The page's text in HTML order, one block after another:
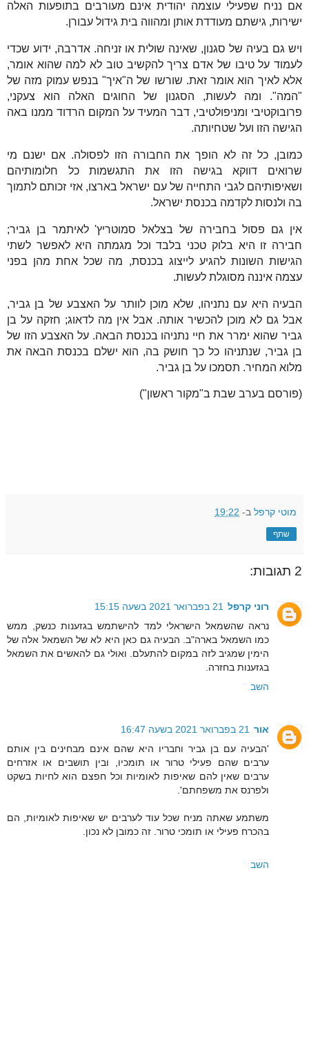
אם נניח שפעילי עוצמה יהודית אינם מעורבים בתופעות האלה
ישירות, גישתם מעודדת אותן ומהווה בית גידול עבורן.
ויש גם בעיה של סגנון, שאינה שולית או זניחה. אדרבה, ידוע שכדי
לעמוד על טיבו של אדם צריך להקשיב טוב לא למה שהוא אומר,
אלא לאיך הוא אומר זאת. שורשו של ה"איך" בנפש עמוק מזה של
"המה". ומה לעשות, הסגנון של החוגים האלה הוא צעקני,
פרובוקטיבי ומניפולטיבי, דבר המעיד על המקום הרדוד ממנו באה
הגישה הזו ועל שטחיותה.
כמובן, כל זה לא הופך את החבורה הזו לפסולה. אם ישנם מי
שרואים דווקא בגישה הזו את התגשמות כל חלומותיהם
ושאיפותיהם לגבי התחייה של עם ישראל בארצו, אזי זכותם לתמוך
בה ולנסות לקדמה בכנסת ישראל.
אין גם פסול בחבירה של בצלאל סמוטריץ' לאיתמר בן גביר;
חבירה זו היא בלוק טכני בלבד וכל מגמתה היא לאפשר לשתי
הגישות השונות להגיע לייצוג בכנסת, מה שכל אחת מהן בפני
עצמה איננה מסוגלת לעשות.
הבעיה היא עם נתניהו, שלא מוכן לוותר על האצבע של בן גביר,
אבל גם לא מוכן להכשיר אותה. אבל אין מה לדאוג; חזקה על בן
גביר שהוא ימרר את חיי נתניהו בכנסת הבאה. על האצבע הזו של
בן גביר, שנתניהו כל כך חושק בה, הוא ישלם בכנסת הבאה את
מלוא המחיר. תסמכו על בן גביר.
(פורסם בערב שבת ב"מקור ראשון")
מוטי קרפל ב- 19:22
שתף
2 תגובות:
רוני קרפל 21 בפברואר 2021 בשעה 15:15
נראה שהשמאל הישראלי למד להישתמש בגזענות כנשק, ממש
כמו השמאל בארה"ב. הבעיה גם כאן היא לא של השמאל אלה של
הימין שמגיב לזה במקום להתעלם. ואולי גם להאשים את השמאל
בגזענות בחזרה.
השב
אור 21 בפברואר 2021 בשעה 16:47
'הבעיה עם בן גביר וחבריו היא שהם אינם מבחינים בין אותם
ערבים שהם פעילי טרור או תומכיו, ובין תושבים או אזרחים
ערבים שאין להם שאיפות לאומיות וכל חפצם הוא לחיות בשקט
ולפרנס את משפחתם'.
משתמע שאתה מניח שכל עוד לערבים יש שאיפות לאומיות, הם
בהכרח פעילי או תומכי טרור. זה כמובן לא נכון.
השב